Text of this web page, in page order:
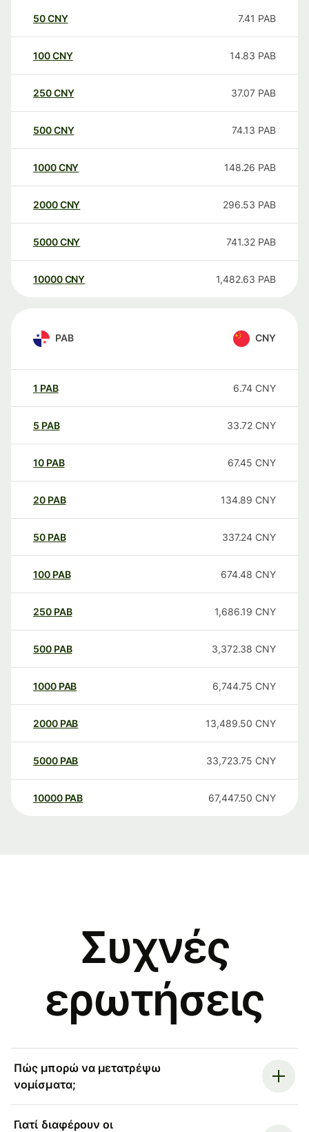
50CNY 7.41 PAB
100CNY 14.83 PAB
250CNY 37.07 PAB
500CNY 74.13 PAB
1000CNY 148.26 PAB
2000CNY 296.53 PAB
5000CNY 741.32 PAB
10000 CNY 1,482.63 PAB
PAB CNY
1 PAB 6.74 CNY
5 PAB 33.72 CNY
10 PAB 67.45 CNY
20 PAB 134.89 CNY
50 PAB 337.24 CNY
100 PAB 674.48 CNY
250 PAB 1,686.19 CNY
500 PAB 3,372.38 CNY
1000 PAB 6,744.75 CNY
2000 PAB 13,489.50 CNY
5000 PAB 33,723.75 CNY
10000 PAB 67,447.50 CNY
Συχνές
ερωτήσεις
Πώς μπορώ να μετατρέψω
νομίσματα;
Γιατί διαφέρουν οι